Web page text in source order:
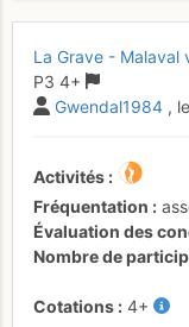
La Grave - Malaval
P3 4+
Gwendal1984 ,
Activités
Fréquentation
Évaluation des
Nombre de
Cotations 4+